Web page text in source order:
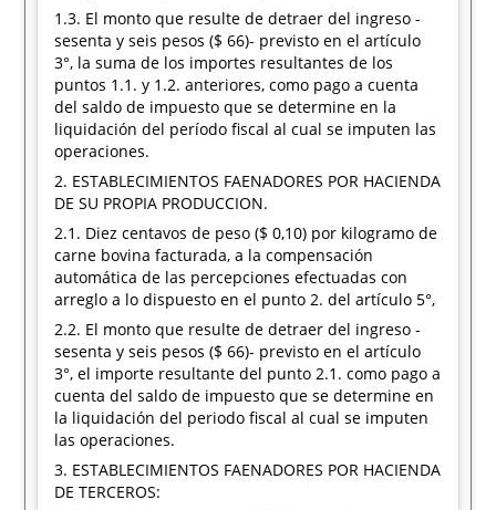
1.3. El monto que resulte de detraer del ingreso -
sesenta y seis pesos ($ 66)- previsto en el artículo
3°, la suma de los importes resultantes de los
puntos 1.1. y 1.2. anteriores, como pago a cuenta
del saldo de impuesto que se determine en la
liquidación del período fiscal al cual se imputen las
operaciones.
2. ESTABLECIMIENTOS FAENADORES POR HACIENDA
DE SU PROPIA PRODUCCION.
2.1. Diez centavos de peso ($ 0,10) por kilogramo de
carne bovina facturada, a la compensación
automática de las percepciones efectuadas con
arreglo a lo dispuesto en el punto 2. del artículo 5°,
2.2. El monto que resulte de detraer del ingreso -
sesenta y seis pesos ($ 66)- previsto en el artículo
3°, el importe resultante del punto 2.1. como pago a
cuenta del saldo de impuesto que se determine en
la liquidación del periodo fiscal al cual se imputen
las operaciones.
3. ESTABLECIMIENTOS FAENADORES POR HACIENDA
DE TERCEROS: